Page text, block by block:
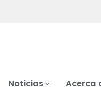
Noticias Acerca